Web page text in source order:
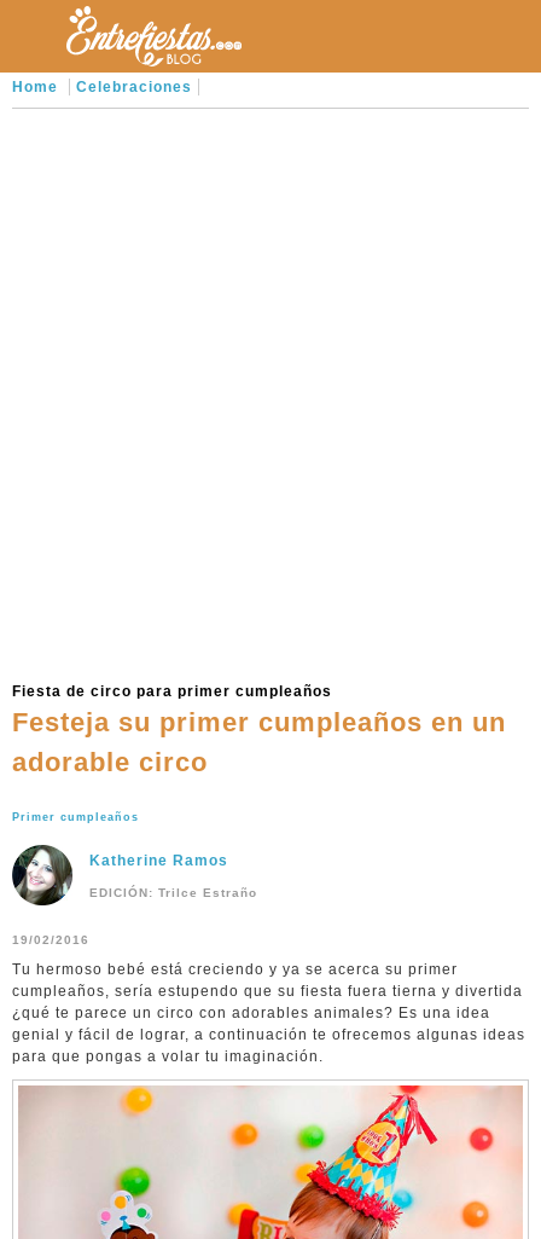
Home Celebraciones
Fiesta de circo para primer cumpleaños
Festeja su primer cumpleaños en un
adorable circo
Primer cumpleaños
Katherine Ramos
EDICIÓN: Trilce Estraño
19/02/2016
Tu hermoso bebé está creciendo y ya se acerca su primer
cumpleaños, sería estupendo que su fiesta fuera tierna y divertida
¿qué te parece un circo con adorables animales? Es una idea
genial y fácil de lograr, a continuación te ofrecemos algunas ideas
para que pongas a volar tu imaginación.